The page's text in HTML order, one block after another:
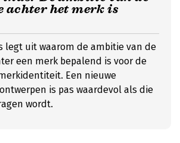
achter het merk is
legt uit waarom de ambitie van de
een merk bepalend is voor de
Een nieuwe
is pas waardevol als die
wordt.